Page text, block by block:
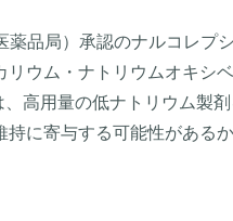
薬品局）承認のナルコレプ
ウム・ナトリウムオキシ
高用量の低ナトリウム製
に寄与する可能性がある